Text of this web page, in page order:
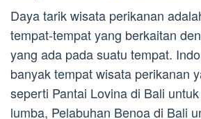
Daya tarik wisata perikanan
tempat-tempat yang berkaitan
yang ada pada suatu tempat.
banyak tempat wisata perikanan
seperti Pantai Lovina di Bali
lumba, Pelabuhan Benoa di Bali